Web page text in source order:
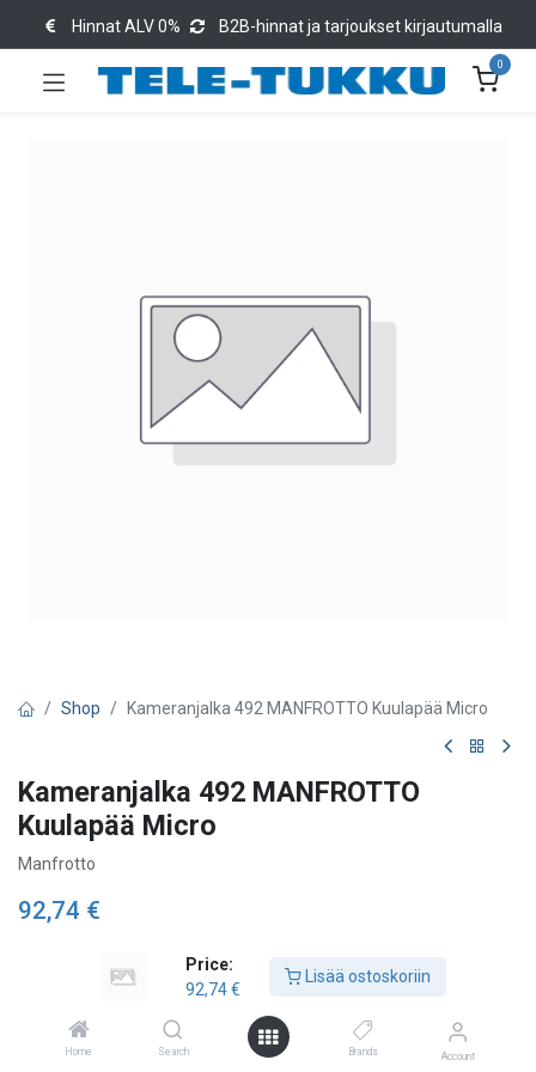
Price:
92,74€
Lisää ostoskoriin
Home Search Brands Account
Hinnat ALV 0% B2B-hinnat ja tarjoukset kirjautumalla
0
Shop Kameranjalka 492 MANFROTTO Kuulapää Micro
Kameranjalka 492 MANFROTTO
Kuulapää Micro
Manfrotto
92,74 €
Lisää ostoskoriin
Lisää toivelistalle